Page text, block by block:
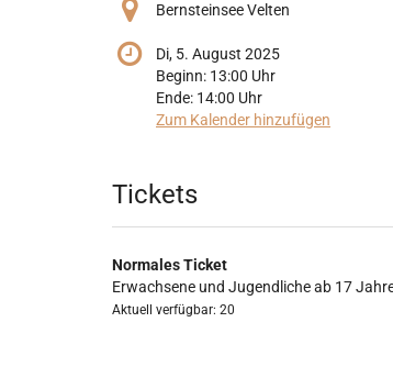
Bernsteinsee Velten
Di, 5. August 2025
Beginn: 13:00 Uhr
Ende: 14:00 Uhr
Zum Kalender hinzufügen
Produkte
Tickets
Normales Ticket
Erwachsene und Jugendliche ab 17
Aktuell verfügbar: 20